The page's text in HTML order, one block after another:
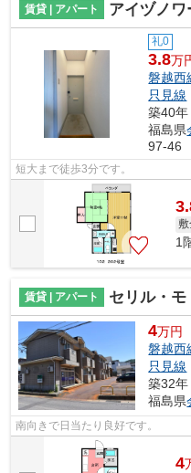
賃貸 | アパート アイヅノワ
礼0
3.8万
磐越西
只見線
築40年
福島県
97-46
短大まで徒歩3分です。
1
賃貸 | アパート セリル・モ
4万円
磐越西
只見線
築32
福島県
南向きで日当たり良好です。
4